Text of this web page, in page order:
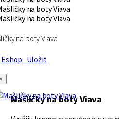
na boty Viava
Uložit
Mašličky na boty Viava